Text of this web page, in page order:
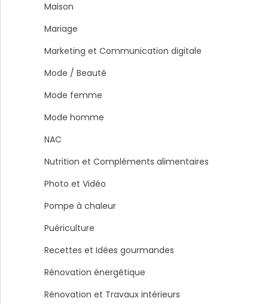
Maison
Mariage
Marketing et Communication digitale
Mode / Beauté
Mode femme
Mode homme
NAC
Nutrition et Compléments alimentaires
Photo et Vidéo
Pompe à chaleur
Puériculture
Recettes et Idées gourmandes
Rénovation énergétique
Rénovation et Travaux intérieurs